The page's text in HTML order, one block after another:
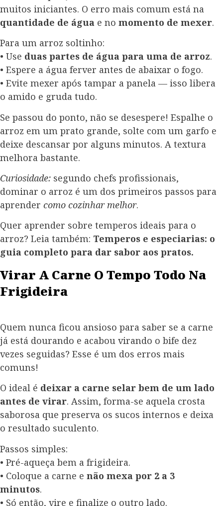
muitos iniciantes. O erro mais comum está na
quantidade de água e no momento de mexer.
Para um arroz soltinho:
• Use duas partes de água para uma de arroz.
• Espere a água ferver antes de abaixar o fogo.
• Evite mexer após tampar a panela — isso libera
o amido e gruda tudo.
Se passou do ponto, não se desespere! Espalhe o
arroz em um prato grande, solte com um garfo e
deixe descansar por alguns minutos. A textura
melhora bastante.
Curiosidade: segundo chefs profissionais,
dominar o arroz é um dos primeiros passos para
aprender como cozinhar melhor.
Quer aprender sobre temperos ideais para o
arroz? Leia também: Temperos e especiarias: o
guia completo para dar sabor aos pratos.
Virar A Carne O Tempo Todo Na
Frigideira
Quem nunca ficou ansioso para saber se a carne
já está dourando e acabou virando o bife dez
vezes seguidas? Esse é um dos erros mais
comuns!
O ideal é deixar a carne selar bem de um lado
antes de virar. Assim, forma-se aquela crosta
saborosa que preserva os sucos internos e deixa
o resultado suculento.
Passos simples:
• Pré-aqueça bem a frigideira.
• Coloque a carne e não mexa por 2 a 3
minutos.
• Só então, vire e finalize o outro lado.